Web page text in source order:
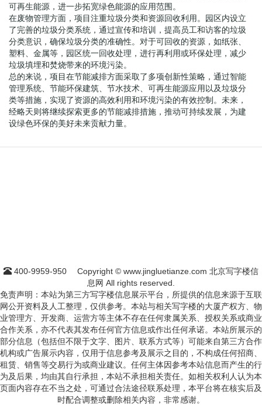
可再生能源，进一步拓宽绿色能源的应用范围。
在废物管理方面，项目注重垃圾分类和资源回收利用。园区内设立
了完善的垃圾分类系统，通过宣传和培训，提高员工和访客的垃圾
分类意识，确保垃圾分类的准确性。对于可回收的资源，如纸张、
塑料、金属等，园区统一回收处理，进行再利用或环保处理，减少
垃圾填埋和焚烧带来的环境污染。
总的来说，项目在节能减排方面采取了多项创新性策略，通过智能
管理系统、节能环保建筑、节水技术、可再生能源应用以及垃圾分
类等措施，实现了资源的高效利用和环境污染的有效控制。未来，
经略天则将继续探索更多的节能减排措施，推动可持续发展，为建
设绿色环保的美好未来贡献力量。
400-9959-950
Copyright © www.jingluetianze.com 北京写字楼信
息网 All rights reserved.
免责声明：本站为第三方写字楼信息展示平台，所提供的信息来源于互联
网公开资料及人工整理，仅供参考。本站与相关写字楼的大厦产权方、物
业管理方、开发商、运营方等主体不存在任何隶属关系、授权关系或商业
合作关系，亦不代表其发布任何官方信息或作出任何承诺。本站所展示的
部分信息（包括但不限于文字、图片、联系方式等）可能来自第三方合作
机构或广告展示内容，仅用于信息参考及展示之目的，不构成任何招商、
租赁、销售等交易行为或商业建议。任何主体因参考本站信息而产生的行
为及后果，均由其自行承担，本站不承担相关责任。如相关权利人认为本
页面内容存在不当之处，可通过合法途径联系处理，本平台将在核实后及
时配合调整或删除相关内容，非常感谢。